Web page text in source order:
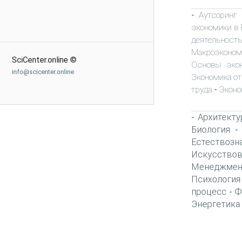
SciCenter.online ©
info@scicenter.online
-Аутсоринг
экономики в
Основы
Экономика
труда -
-
Биология -
Психология
процесс -
Энергетика